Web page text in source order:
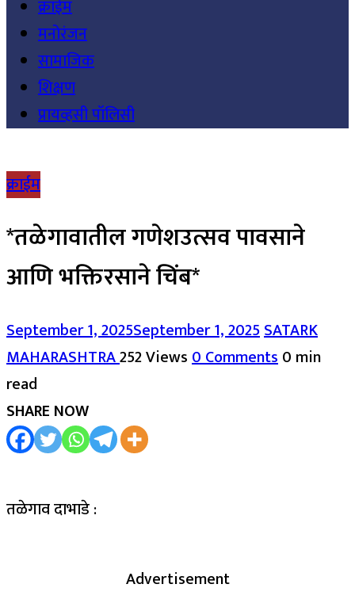
क्राईम
मनोरंजन
सामाजिक
शिक्षण
प्रायव्हसी पॉलिसी
क्राईम
*तळेगावातील गणेशउत्सव पावसाने
आणि भक्तिरसाने चिंब*
September 1, 2025September 1, 2025SATARK
MAHARASHTRA252 Views0 Comments0 min
read
SHARE NOW
तळेगाव दाभाडे :
Advertisement